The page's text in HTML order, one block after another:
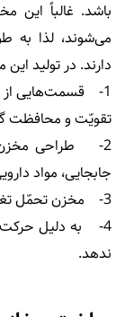
باشد. غالباً این
می‌شوند، لذا به
دارند. در تولید
1- قسمت‌هایی
تقویّت و محافظت
2- طراحی مخزن
جابجایی، مواد
3- مخزن تحمّل تغییر دما و شوک‌های حرارتی را داشته باشد.
4- به دلیل
ندهد.